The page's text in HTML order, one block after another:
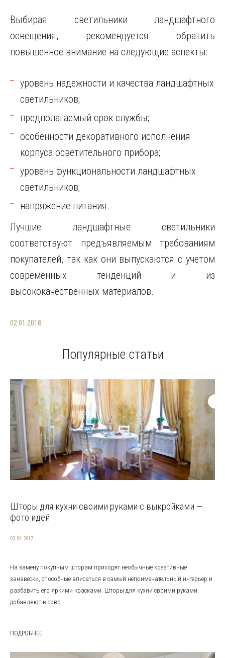
Выбирая светильники ландшафтного
освещения, рекомендуется обратить
повышенное внимание на следующие аспекты:
уровень надежности и качества ландшафтных
светильников;
предполагаемый срок службы;
особенности декоративного исполнения
корпуса осветительного прибора;
уровень функциональности ландшафтных
светильников;
напряжение питания.
Лучшие ландшафтные светильники
соответствуют предъявляемым требованиям
покупателей, так как они выпускаются с учетом
современных тенденций и из
высококачественных материалов.
02.01.2018
Популярные статьи
Шторы для кухни своими руками с выкройками —
фото идей
03.04.2017
На замену покупным шторам приходят необычные креативные
занавески, способные вписаться в самый непримечательный интерьер и
разбавить его яркими красками. Шторы для кухни своими руками
добавляют в совр...
ПОДРОБНЕЕ